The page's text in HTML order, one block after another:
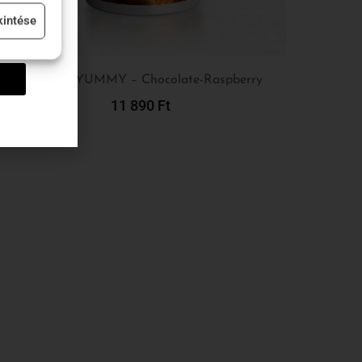
GG Body YUMMY – Chocolate-Raspberry
11 890 Ft